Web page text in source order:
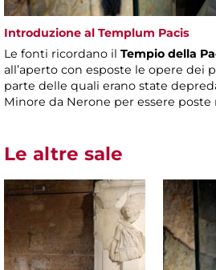
Introduzione al Templum Pacis
Le fonti ricordano il Tempio della
all’aperto con esposte le opere dei
parte delle quali erano state
Minore da Nerone per essere poste
Le altre sale